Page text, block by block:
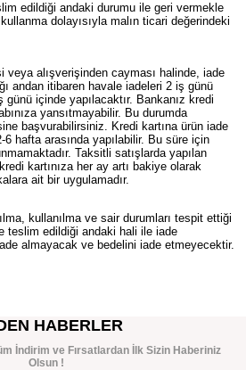
edildiği andaki durumu ile geri vermekle
dolayısıyla malın ticari değerindeki
veya alışverişinden cayması halinde, iade
andan itibaren havale iadeleri 2 iş günü
içinde yapılacaktır. Bankanız kredi
yansıtmayabilir. Bu durumda
başvurabilirsiniz. Kredi kartına ürün iade
6 hafta arasında yapılabilir. Bu süre için
Taksitli satışlarda yapılan
kartınıza her ay artı bakiye olarak
ait bir uygulamadır.
kullanılma ve sair durumları tespit ettiği
teslim edildiği andaki hali ile iade
almayacak ve bedelini iade etmeyecektir.
HABERLER
İndirim ve Fırsatlardan İlk Sizin Haberiniz
Olsun !